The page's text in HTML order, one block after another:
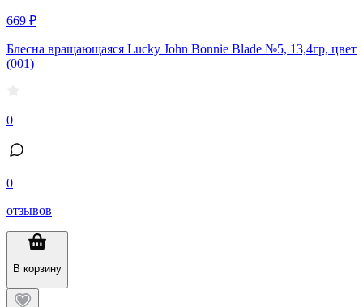
669 ₽
Блесна вращающаяся Lucky John Bonnie Blade №5, 13,4гр, цвет
(001)
0
0
отзывов
В корзину